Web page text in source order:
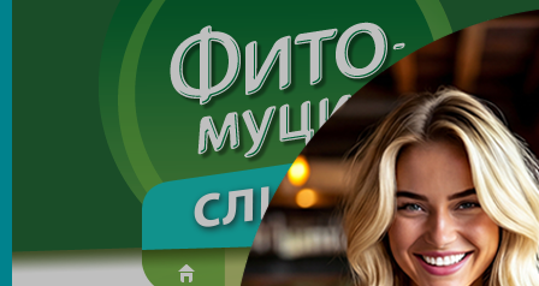
Made in the UK
О препарате Усиль эффект